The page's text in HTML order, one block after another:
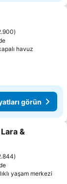
havuz
görün
&
yaşam merkezi